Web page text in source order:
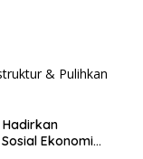
Hadirkan
Ekonomi